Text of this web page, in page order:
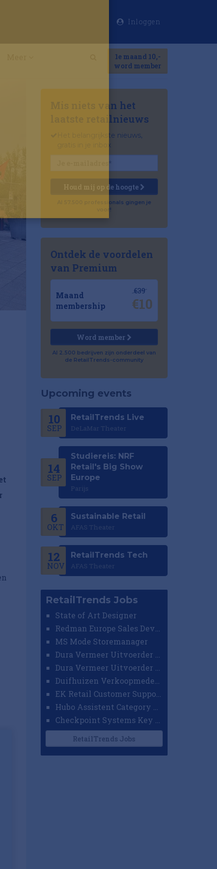
Inloggen
1e maand 10,-
word member
Mis niets van het
laatste retailnieuws
Het belangrijkste nieuws,
gratis in je inbox
Houd mij op de hoogte
Al 57.500 professionals gingen je
voor!
Ontdek de voordelen
van Premium
Maand
membership
€39
€10
Word member
Al 2.500 bedrijven zijn onderdeel van
de RetailTrends-community
Upcoming events
10
SEP
RetailTrends Live
DeLaMar Theater
14
SEP
Studiereis: NRF
Retail's Big Show
Europe
Parijs
6
OKT
Sustainable Retail
AFAS Theater
12
NOV
RetailTrends Tech
AFAS Theater
RetailTrends Jobs
State of Art Designer
MS Mode Storemanager
EK Retail Customer Support Omnichannel
RetailTrends Jobs